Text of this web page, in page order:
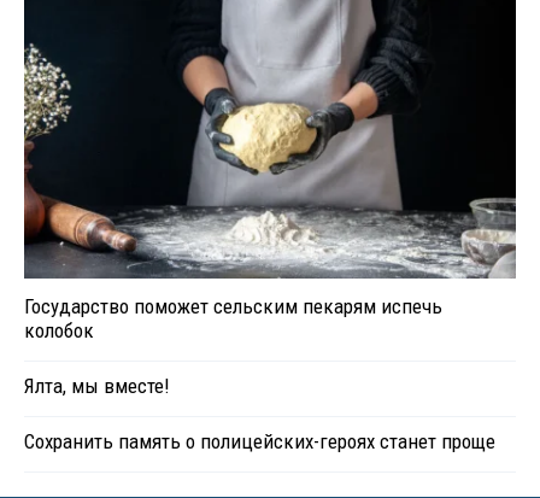
Государство поможет сельским пекарям испечь
колобок
Ялта, мы вместе!
Сохранить память о полицейских-героях станет проще